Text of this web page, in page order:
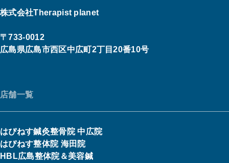
株式会社Therapist planet
〒733-0012
広島県広島市西区中広町2丁目20番10号
店舗一覧
はぴねす鍼灸整骨院 中広院
はぴねす整体院 海田院
HBL広島整体院＆美容鍼